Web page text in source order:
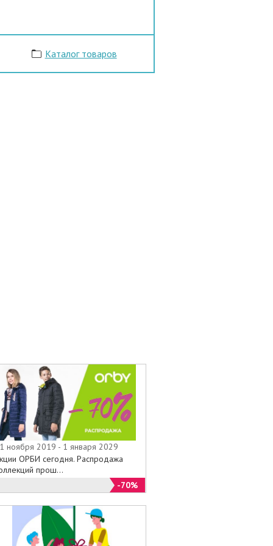
Каталог товаров
ноября 2019 - 1 января 2029
ОРБИ сегодня. Распродажа
прош...
-70%